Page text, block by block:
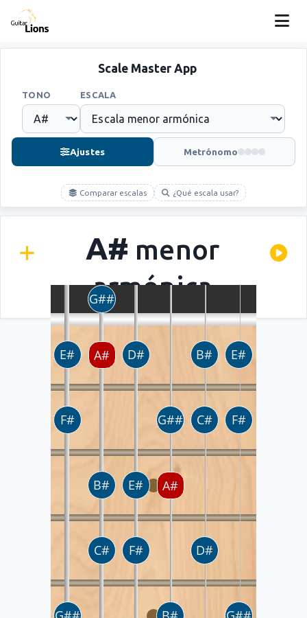
Scale Master App
TONO ESCALA
Ajustes Metrónomo
Comparar escalas ¿Qué escala usar?
A# menor
armónica